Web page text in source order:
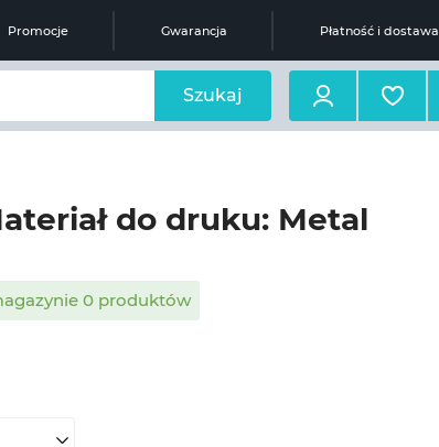
Promocje Gwarancja Płatność i dostawa
Szukaj
do druku: Metal
0 produktów